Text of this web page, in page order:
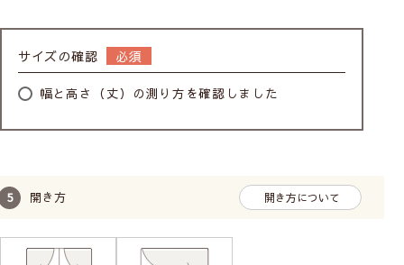
サイズの確認
幅と高さ（丈）の測り方を確認しました
開き方 開き方について